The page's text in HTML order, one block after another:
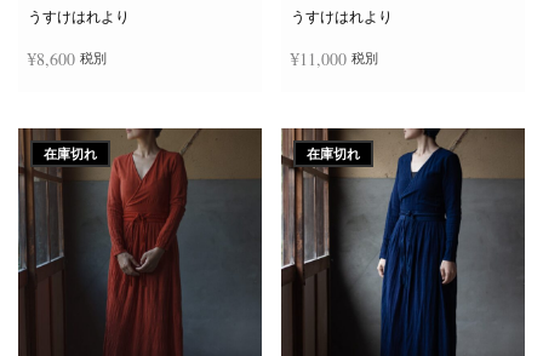
うすけはれより
¥8,600 税別
うすけはれより
¥11,000 税別
在庫切れ 在庫切れ